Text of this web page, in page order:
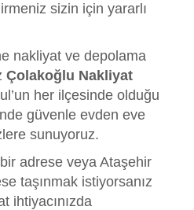
sizin için yararlı
nakliyat ve depolama
Çolakoğlu Nakliyat
her ilçesinde olduğu
güvenle evden eve
sunuyoruz.
adrese veya Ataşehir
taşınmak istiyorsanız
ihtiyacınızda